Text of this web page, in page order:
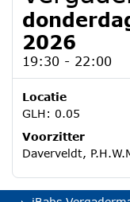
2026
19:30 - 22:00
Locatie
GLH: 0.05
Voorzitter
Daverveldt,